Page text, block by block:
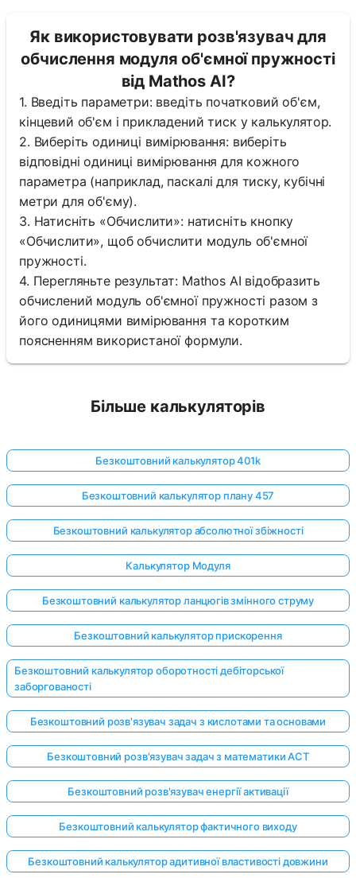
Як використовувати розв'язувач для
обчислення модуля об'ємної пружності
від Mathos AI?
1. Введіть параметри: введіть початковий об'єм,
кінцевий об'єм і прикладений тиск у калькулятор.
2. Виберіть одиниці вимірювання: виберіть
відповідні одиниці вимірювання для кожного
параметра (наприклад, паскалі для тиску, кубічні
метри для об'єму).
3. Натисніть «Обчислити»: натисніть кнопку
«Обчислити», щоб обчислити модуль об'ємної
пружності.
4. Перегляньте результат: Mathos AI відобразить
обчислений модуль об'ємної пружності разом з
його одиницями вимірювання та коротким
поясненням використаної формули.
Більше калькуляторів
Безкоштовний калькулятор 401k
Безкоштовний калькулятор плану 457
Безкоштовний калькулятор абсолютної збіжності
Калькулятор Модуля
Безкоштовний калькулятор ланцюгів змінного струму
Безкоштовний калькулятор прискорення
Безкоштовний калькулятор оборотності дебіторської
заборгованості
Безкоштовний розв'язувач задач з кислотами та основами
Безкоштовний розв'язувач задач з математики ACT
Безкоштовний розв'язувач енергії активації
Безкоштовний калькулятор фактичного виходу
Безкоштовний калькулятор адитивної властивості довжини